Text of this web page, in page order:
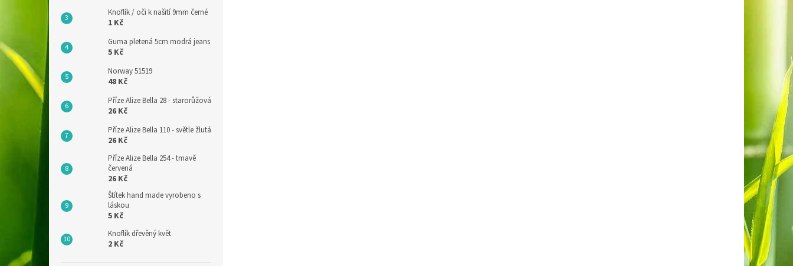
Knoflík / oči k našití 9mm černé
1 Kč
Guma pletená 5cm modrá jeans
5 Kč
Norway 51519
48 Kč
Příze Alize Bella 28 - starorůžová
26 Kč
Příze Alize Bella 110 - světle žlutá
26 Kč
Příze Alize Bella 254 - tmavě
červená
26 Kč
Štítek hand made vyrobeno s
láskou
5 Kč
Knoflík dřevěný květ
2 Kč